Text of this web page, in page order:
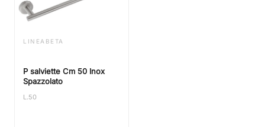
LINEABETA
P salviette Cm 50 Inox
Spazzolato
L.50